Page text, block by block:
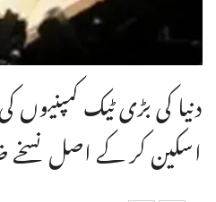
دنیا کی بڑی ٹیک
اسکین کر کے اصل نسخے